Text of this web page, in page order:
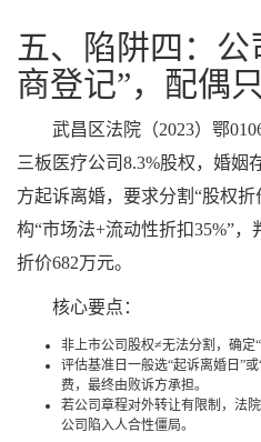
五、陷阱四：公
商登记”，配偶
武昌区法院（2023）鄂
三板医疗公司8.3%股权，婚姻
方起诉离婚，要求分割“股权
构“市场法+流动性折扣35%”
折价682万元。
核心要点：
非上市公司股权≠无法分割，确定
评估基准日一般选“起诉离婚日”
费，最终由败诉方承担。
若公司章程对外转让有限制，法
公司陷入人合性僵局。